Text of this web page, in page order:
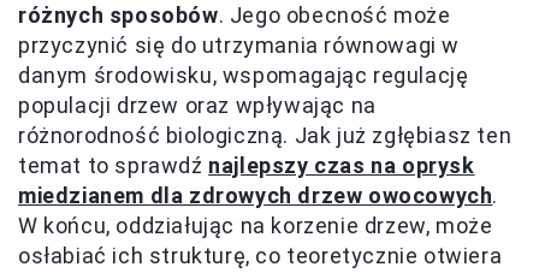
różnych sposobów. Jego obecność może
przyczynić się do utrzymania równowagi w
danym środowisku, wspomagając regulację
populacji drzew oraz wpływając na
różnorodność biologiczną. Jak już zgłębiasz ten
temat to sprawdź najlepszy czas na oprysk
miedzianem dla zdrowych drzew owocowych.
W końcu, oddziałując na korzenie drzew, może
osłabiać ich strukturę, co teoretycznie otwiera